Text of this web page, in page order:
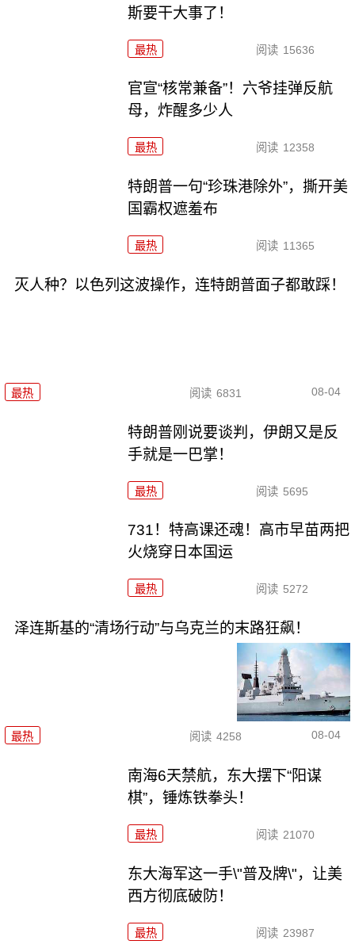
斯要干大事了！
最热 阅读 15636
官宣“核常兼备”！六爷挂弹反航
母，炸醒多少人
最热 阅读 12358
特朗普一句“珍珠港除外”，撕开美
国霸权遮羞布
最热 阅读 11365
灭人种？以色列这波操作，连特朗普面子都敢踩！
最热 阅读 6831 08-04
特朗普刚说要谈判，伊朗又是反
手就是一巴掌！
最热 阅读 5695
731！特高课还魂！高市早苗两把
火烧穿日本国运
最热 阅读 5272
泽连斯基的“清场行动”与乌克兰的末路狂飙！
最热 阅读 4258 08-04
南海6天禁航，东大摆下“阳谋
棋”，锤炼铁拳头！
最热 阅读 21070
东大海军这一手\"普及牌\"，让美
西方彻底破防！
最热 阅读 23987